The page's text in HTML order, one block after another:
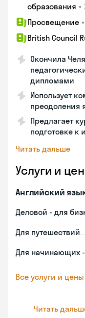
образования •
Просвещение •
British Council
Окончила
дипломами
Использует
преодоления
Предлагает
подготовке к
Читать дальше
Услуги и
Английский
Деловой - для
Для путешествий
Для начинающих
Все услуги и цены
Читать